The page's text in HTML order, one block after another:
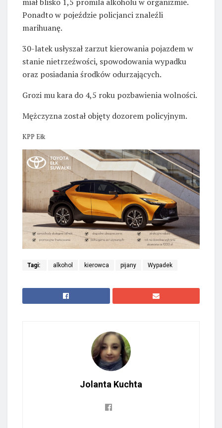
Ponadto w pojeździe policjanci znaleźli
marihuanę.
30-latek usłyszał zarzut kierowania pojazdem w
stanie nietrzeźwości, spowodowania wypadku
oraz posiadania środków odurzających.
Grozi mu kara do 4,5 roku pozbawienia wolności.
Mężczyzna został objęty dozorem policyjnym.
KPP Ełk
Tagi: alkohol kierowca pijany Wypadek
Jolanta Kuchta